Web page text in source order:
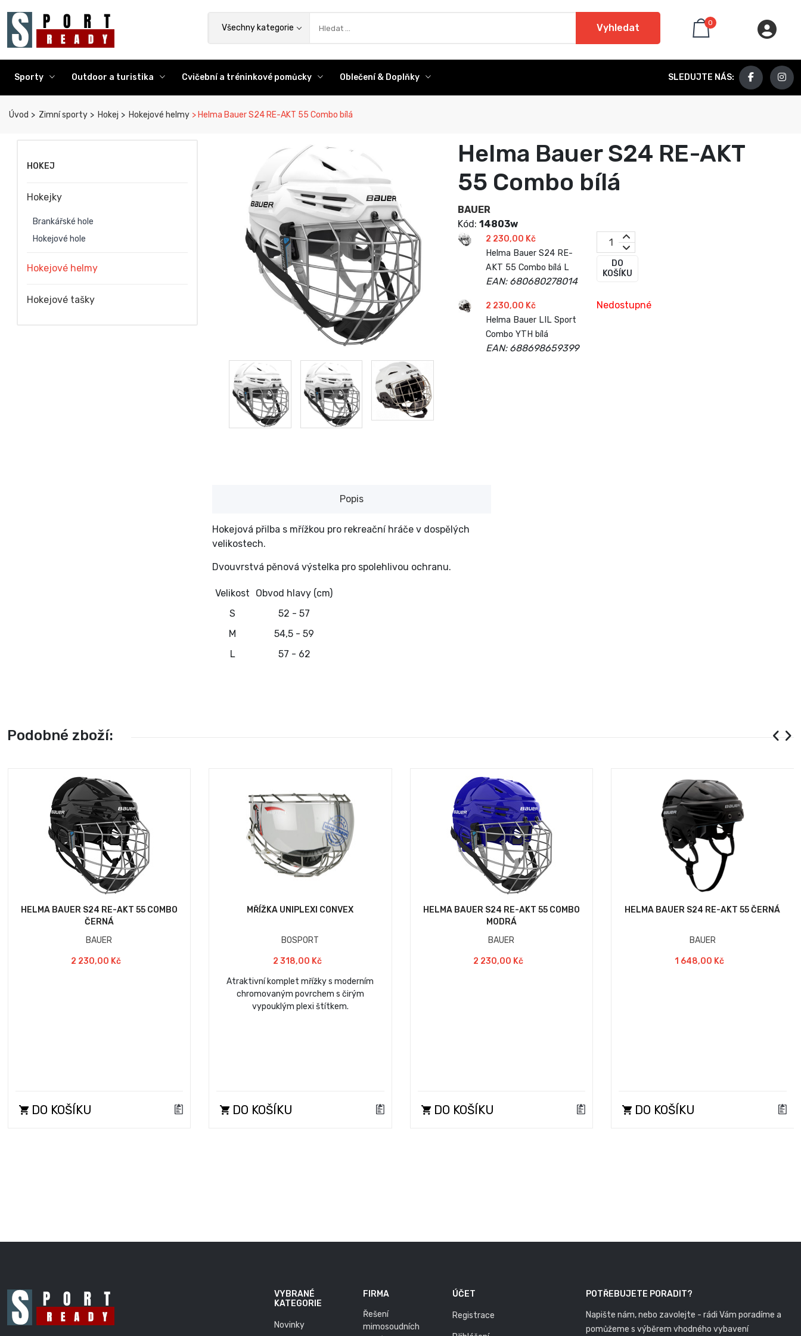
Všechny kategorie Vyhledat 0
Sporty Outdoor a turistika Cvičební a tréninkové pomůcky Oblečení & Doplňky SLEDUJTE NÁS:
Úvod Zimní sporty Hokej Hokejové helmy Helma Bauer S24 RE-AKT 55 Combo bílá
Helma Bauer S24 RE-AKT
55 Combo bílá
BAUER
Kód: 14803w
2 230,00 Kč
Helma Bauer S24 RE-
AKT 55 Combo bílá L
EAN: 680680278014
DO
KOŠÍKU
2 230,00 Kč
Helma Bauer LIL Sport
Combo YTH bílá
EAN: 688698659399
Nedostupné
Popis
Hokejová přilba s mřížkou pro rekreační hráče v dospělých
velikostech.
Dvouvrstvá pěnová výstelka pro spolehlivou ochranu.
Velikost
Obvod hlavy (cm)
S
52 - 57
M
54,5 - 59
L
57 - 62
HOKEJ
Hokejky
Brankářské hole
Hokejové hole
Hokejové helmy
Hokejové tašky
Podobné zboží:
HELMA BAUER S24 RE-AKT 55 COMBO
ČERNÁ
BAUER
2 230,00 Kč
DO KOŠÍKU
MŘÍŽKA UNIPLEXI CONVEX
BOSPORT
2 318,00 Kč
Atraktivní komplet mřížky s moderním
chromovaným povrchem s čirým
vypouklým plexi štítkem.
DO KOŠÍKU
HELMA BAUER S24 RE-AKT 55 COMBO
MODRÁ
BAUER
2 230,00 Kč
DO KOŠÍKU
HELMA BAUER S24 RE-AKT 55 ČERNÁ
BAUER
1 648,00 Kč
DO KOŠÍKU
VYBRANÉ
KATEGORIE
Novinky
FIRMA
Řešení
mimosoudních
ÚČET
Registrace
POTŘEBUJETE PORADIT?
Napište nám, nebo zavolejte - rádi Vám poradíme a
pomůžeme s výběrem vhodného vybavení